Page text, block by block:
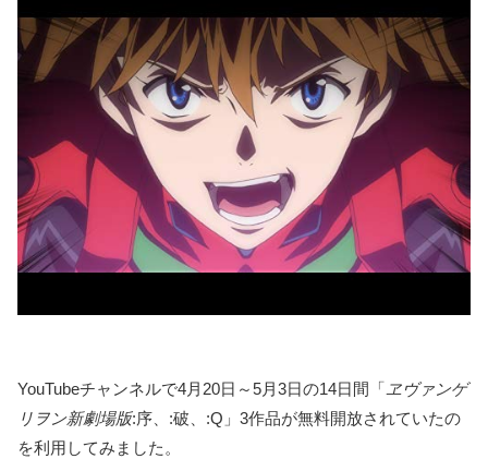
YouTubeチャンネルで4月20日～5月3日の14日間「 ヱヴァンゲ
リヲン新劇場版:序、:破、:Q」3作品が無料開放されていたの
を利用してみました。